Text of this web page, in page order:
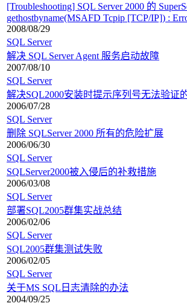
[Troubleshooting] SQL Server 2000 的
gethostbyname(MSAFD Tcpip [TCP/IP]) :
2008/08/29
SQL Server
解决 SQL Server Agent 服务启动故障
2007/08/10
SQL Server
解决SQL2000安装时提示序列号无法验证
2006/07/28
SQL Server
删除 SQLServer 2000 所有的危险扩展
2006/06/30
SQL Server
SQLServer2000被入侵后的补救措施
2006/03/08
SQL Server
部署SQL2005群集实战总结
2006/02/06
SQL Server
SQL2005群集测试失败
2006/02/05
SQL Server
关于MS SQL日志清除的办法
2004/09/25